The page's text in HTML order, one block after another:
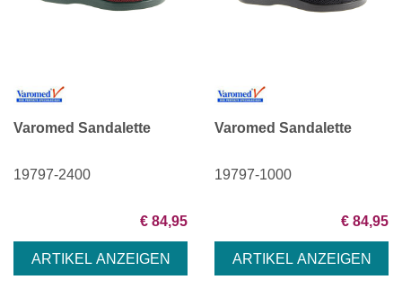
Varomed Sandalette
19797-2400
€ 84,95
Varomed Sandalette
19797-1000
€ 84,95